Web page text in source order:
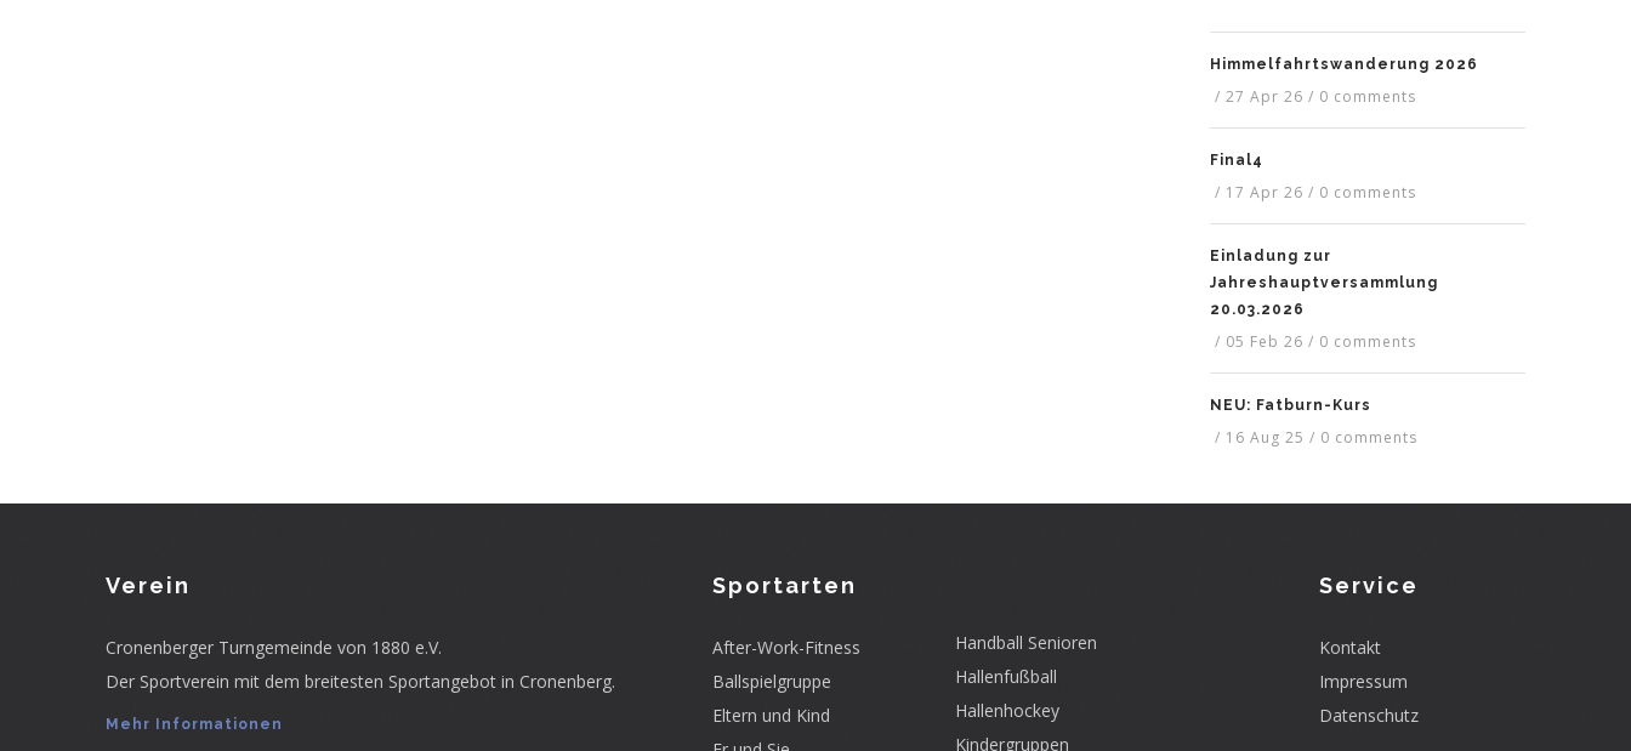
Himmelfahrtswanderung 2026
/ 27 Apr 26 / 0 comments
Final4
/ 17 Apr 26 / 0 comments
Einladung zur
Jahreshauptversammlung
20.03.2026
/ 05 Feb 26 / 0 comments
NEU: Fatburn-Kurs
/ 16 Aug 25 / 0 comments
Verein
Cronenberger Turngemeinde von 1880 e.V.
Der Sportverein mit dem breitesten Sportangebot in Cronenberg.
Mehr Informationen
Sportarten
After-Work-Fitness
Ballspielgruppe
Eltern und Kind
Handball Senioren
Hallenfußball
Hallenhockey
Kindergruppen
Service
Kontakt
Impressum
Datenschutz